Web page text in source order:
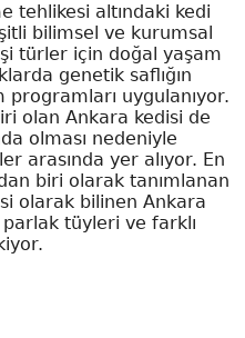
tehlikesi altındaki kedi
bilimsel ve kurumsal
türler için doğal yaşam
genetik saflığın
uygulanıyor.
olan Ankara kedisi de
olması nedeniyle
arasında yer alıyor. En
biri olarak tanımlanan
olarak bilinen Ankara
tüyleri ve farklı